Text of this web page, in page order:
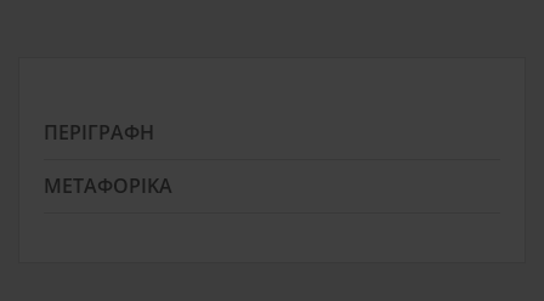
ΠΕΡΙΓΡΑΦΉ
ΜΕΤΑΦΟΡΙΚΆ